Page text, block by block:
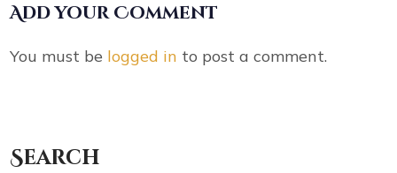
Add your Comment
You must be logged in to post a comment.
Search